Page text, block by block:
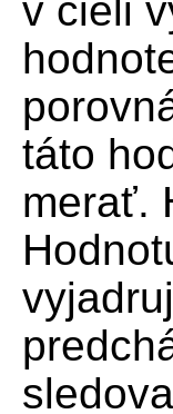
v cieli
táto
merať.